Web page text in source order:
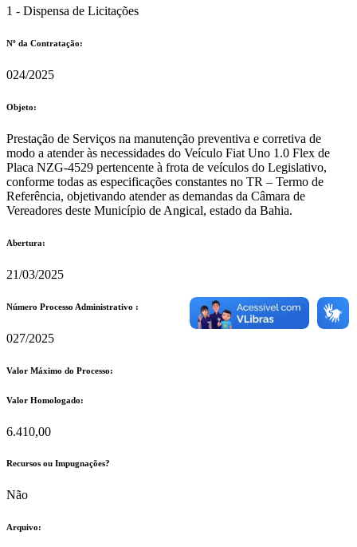
1 - Dispensa de Licitações
Nº da Contratação:
024/2025
Objeto:
Prestação de Serviços na manutenção preventiva e corretiva de
modo a atender às necessidades do Veículo Fiat Uno 1.0 Flex de
Placa NZG-4529 pertencente à frota de veículos do Legislativo,
conforme todas as especificações constantes no TR – Termo de
Referência, objetivando atender as demandas da Câmara de
Vereadores deste Município de Angical, estado da Bahia.
Abertura:
21/03/2025
Número Processo Administrativo :
027/2025
Valor Máximo do Processo: ​
Valor Homologado: ​
6.410,00
Recursos ou Impugnações? ​
Não
Arquivo: